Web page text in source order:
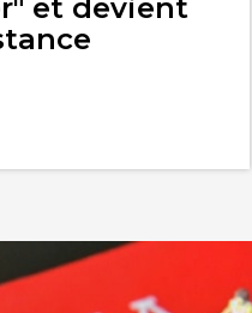
- Magazine
où
en règle, des
de nouveaux
et devient